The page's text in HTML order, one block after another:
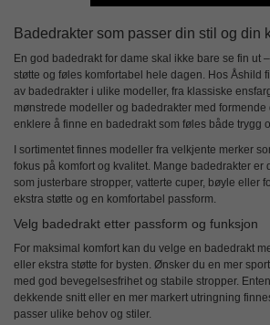
Badedrakter som passer din stil og din
En god badedrakt for dame skal ikke bare se fin ut
støtte og føles komfortabel hele dagen. Hos Åshild
av badedrakter i ulike modeller, fra klassiske
mønstrede modeller og badedrakter med formende
enklere å finne en badedrakt som føles både trygg
I sortimentet finnes modeller fra velkjente merker
fokus på komfort og kvalitet. Mange badedrakter er
som justerbare stropper, vatterte cuper, bøyle eller
ekstra støtte og en komfortabel passform.
Velg badedrakt etter passform og funksjon
For maksimal komfort kan du velge en badedrakt
eller ekstra støtte for bysten. Ønsker du en mer
med god bevegelsesfrihet og stabile stropper.
dekkende snitt eller en mer markert utringning
passer ulike behov og stiler.